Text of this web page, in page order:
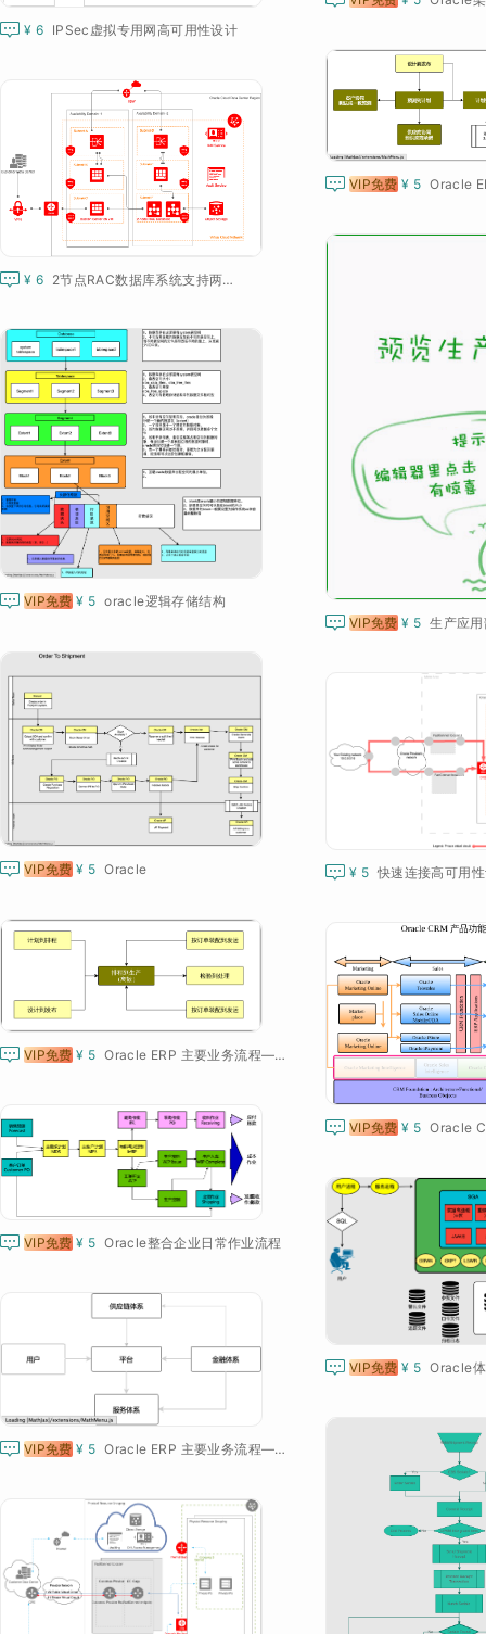
 ¥ 6 IPSec虚拟专用网高可用性设计
 VIP免费 ¥ 5
 ¥ 6 2节点RAC数据库系统支持两层网络应用程序的高可用性
VIP免费 ¥ 5
 VIP免费 ¥ 5 oracle逻辑存储结构
 VIP免费 ¥ 5 Oracle  ¥ 5 快速连接高可用
 VIP免费 ¥ 5 Oracle ERP 主要业务流程——需求到制造（离散）
 VIP免费 ¥ 5 Oracle
 VIP免费 ¥ 5 Oracle整合企业日常作业流程
 VIP免费 ¥ 5 Oracle
 VIP免费 ¥ 5 Oracle ERP 主要业务流程——预测到计划